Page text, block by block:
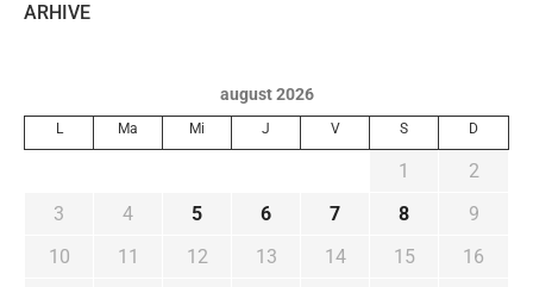
ARHIVE
august 2026
L Ma Mi J V S D
1
2
3
4 5 6 7 8
9
10
11 12 13 14 15
16